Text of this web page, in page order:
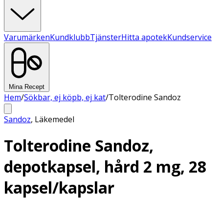
VarumärkenKundklubbTjänsterHitta apotekKundservice
Mina Recept
Hem/Sökbar, ej köpb, ej kat/Tolterodine Sandoz
Sandoz, Läkemedel
Tolterodine Sandoz,
depotkapsel, hård 2 mg, 28
kapsel/kapslar